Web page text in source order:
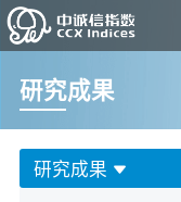
研究成果
研究成果